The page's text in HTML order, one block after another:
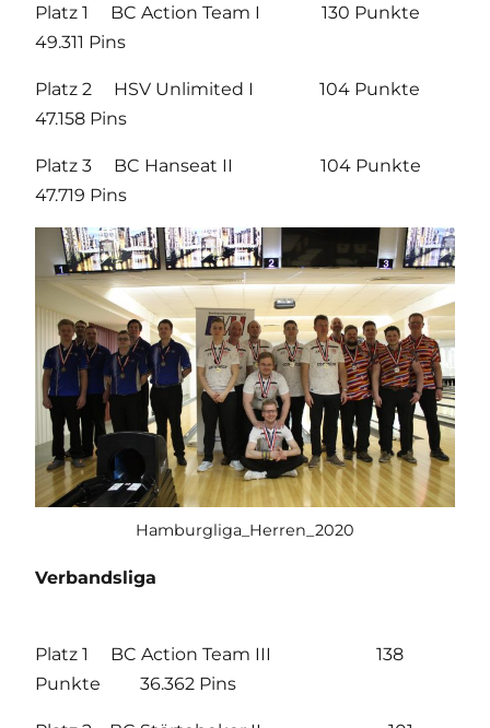
Platz 1 BC Action Team I 130 Punkte
49.311 Pins
Platz 2 HSV Unlimited I 104 Punkte
47.158 Pins
Platz 3 BC Hanseat II 104 Punkte
47.719 Pins
Hamburgliga_Herren_2020
Verbandsliga
Platz 1 BC Action Team III 138
Punkte 36.362 Pins